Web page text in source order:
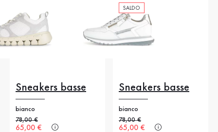
Sneakers basse
bianco
Prezzo precedente
78,00 €
Nuovo prezzo
65,00 €
SALDO
Sneakers basse
bianco
Prezzo precedente
78,00 €
Nuovo prezzo
65,00 €